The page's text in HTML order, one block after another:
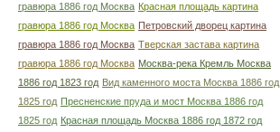
гравюра 1886 год Москва Красная площадь картина
гравюра 1886 год Москва Петровский дворец картина
гравюра 1886 год Москва Тверская застава картина
гравюра 1886 год Москва Москва-река Кремль Москва
1886 год 1823 год Вид каменного моста Москва 1886 год
1825 год Пресненские пруда и мост Москва 1886 год
1825 год Красная площадь Москва 1886 год 1872 год